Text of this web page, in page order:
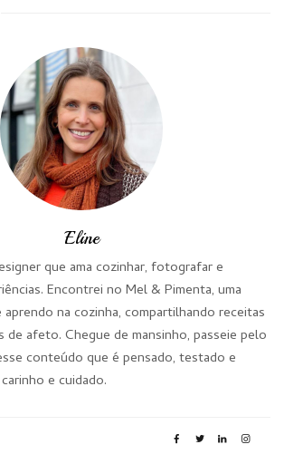
Eline
que ama cozinhar, fotografar e
Encontrei no Mel & Pimenta, uma
na cozinha, compartilhando receitas
de afeto. Chegue de mansinho, passeie pelo
conteúdo que é pensado, testado e
e cuidado.